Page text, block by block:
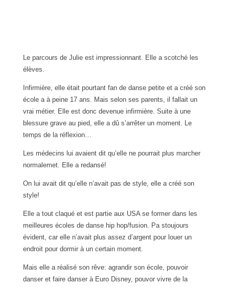
Le parcours de Julie est impressionnant. Elle a scotché les
élèves.
Infirmière, elle était pourtant fan de danse petite et a créé son
école a à peine 17 ans. Mais selon ses parents, il fallait un
vrai métier. Elle est donc devenue infirmière. Suite à une
blessure grave au pied, elle a dû s’arrêter un moment. Le
temps de la réflexion…
Les médecins lui avaient dit qu’elle ne pourrait plus marcher
normalemet. Elle a redansé!
On lui avait dit qu’elle n’avait pas de style, elle a créé son
style!
Elle a tout claqué et est partie aux USA se former dans les
meilleures écoles de danse hip hop/fusion. Pa stoujours
évident, car elle n’avait plus assez d’argent pour louer un
endroit pour dormir à un certain moment.
Mais elle a réalisé son rêve: agrandir son école, pouvoir
danser et faire danser à Euro Disney, pouvor vivre de la